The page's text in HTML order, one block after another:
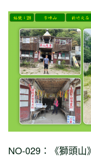
NO-029：《獅頭山》